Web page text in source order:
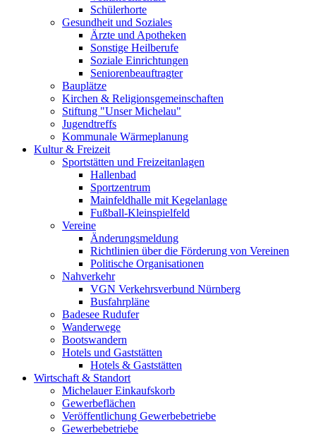
Schülerhorte
Gesundheit und Soziales
Ärzte und Apotheken
Sonstige Heilberufe
Soziale Einrichtungen
Seniorenbeauftragter
Bauplätze
Kirchen & Religionsgemeinschaften
Stiftung "Unser Michelau"
Jugendtreffs
Kommunale Wärmeplanung
Kultur & Freizeit
Sportstätten und Freizeitanlagen
Hallenbad
Sportzentrum
Mainfeldhalle mit Kegelanlage
Fußball-Kleinspielfeld
Vereine
Änderungsmeldung
Richtlinien über die Förderung von Vereinen
Politische Organisationen
Nahverkehr
VGN Verkehrsverbund Nürnberg
Busfahrpläne
Badesee Rudufer
Wanderwege
Bootswandern
Hotels und Gaststätten
Hotels & Gaststätten
Wirtschaft & Standort
Michelauer Einkaufskorb
Gewerbeflächen
Veröffentlichung Gewerbebetriebe
Gewerbebetriebe